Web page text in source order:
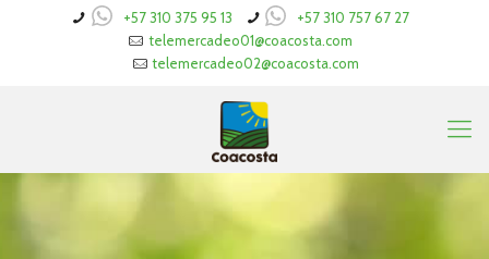
+57 310 375 95 13
+57 310 757 67 27
telemercadeo01@coacosta.com
telemercadeo02@coacosta.com